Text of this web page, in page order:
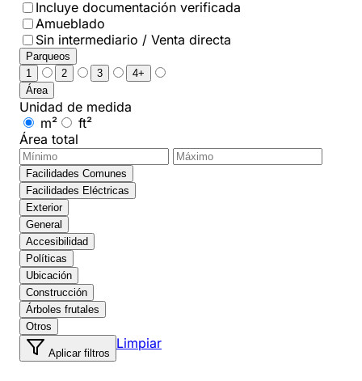
Incluye documentación verificada
Amueblado
Sin intermediario / Venta directa
Parqueos
1
2 3
4+
Área
Unidad de medida
m²
ft²
Área total
Facilidades Comunes
Facilidades Eléctricas
Exterior
General
Accesibilidad
Políticas
Ubicación
Construcción
Árboles frutales
Otros
Aplicar filtros
Limpiar